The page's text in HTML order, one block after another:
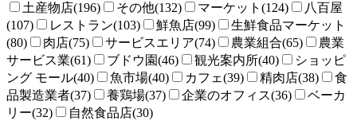
土産物店(196)
その他(132) マーケット(124)
八百屋
(107)
レストラン(103) 鮮魚店(99)
生鮮食品マーケット
(80)
肉店(75) サービスエリア(74) 農業組合(65)
農業
サービス業(61)
ブドウ園(46) 観光案内所(40)
ショッピ
ング モール(40)
魚市場(40) カフェ(39) 精肉店(38)
食
品製造業者(37)
養鶏場(37) 企業のオフィス(36)
ベーカ
リー(32)
自然食品店(30)